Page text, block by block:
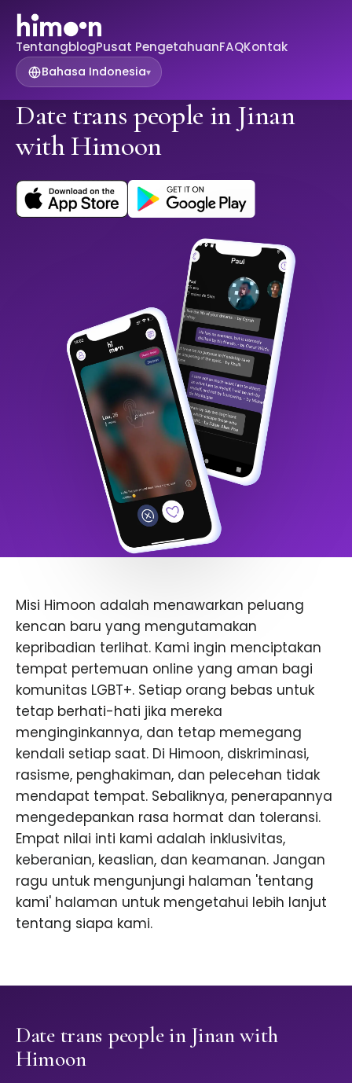
TentangblogPusat PengetahuanFAQKontak
Bahasa Indonesia▾
Date trans people in Jinan
with Himoon
Misi Himoon adalah menawarkan peluang
kencan baru yang mengutamakan
kepribadian terlihat. Kami ingin menciptakan
tempat pertemuan online yang aman bagi
komunitas LGBT+. Setiap orang bebas untuk
tetap berhati-hati jika mereka
menginginkannya, dan tetap memegang
kendali setiap saat. Di Himoon, diskriminasi,
rasisme, penghakiman, dan pelecehan tidak
mendapat tempat. Sebaliknya, penerapannya
mengedepankan rasa hormat dan toleransi.
Empat nilai inti kami adalah inklusivitas,
keberanian, keaslian, dan keamanan. Jangan
ragu untuk mengunjungi halaman 'tentang
kami' halaman untuk mengetahui lebih lanjut
tentang siapa kami.
Date trans people in Jinan with
Himoon